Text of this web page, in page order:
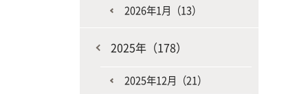
2026年1月（13）
2025年（178）
2025年12月（21）